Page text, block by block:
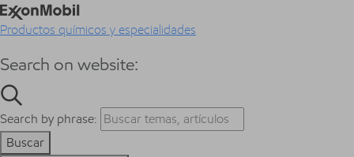
Productos químicos y especialidades
Search on website:
Search by phrase:
Buscar